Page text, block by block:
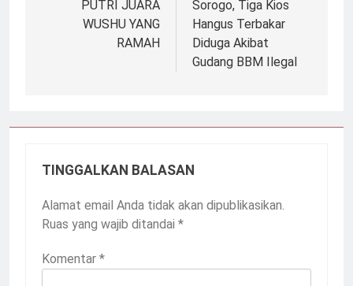
PUTRI JUARA
WUSHU YANG
RAMAH
Sorogo, Tiga Kios
Hangus Terbakar
Diduga Akibat
Gudang BBM Ilegal
TINGGALKAN BALASAN
Alamat email Anda tidak akan dipublikasikan.
Ruas yang wajib ditandai *
Komentar *